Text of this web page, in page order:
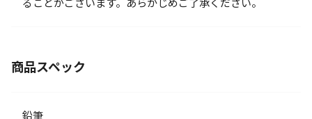
ることがございます。あらかじめご了承ください。
商品スペック
鉛筆